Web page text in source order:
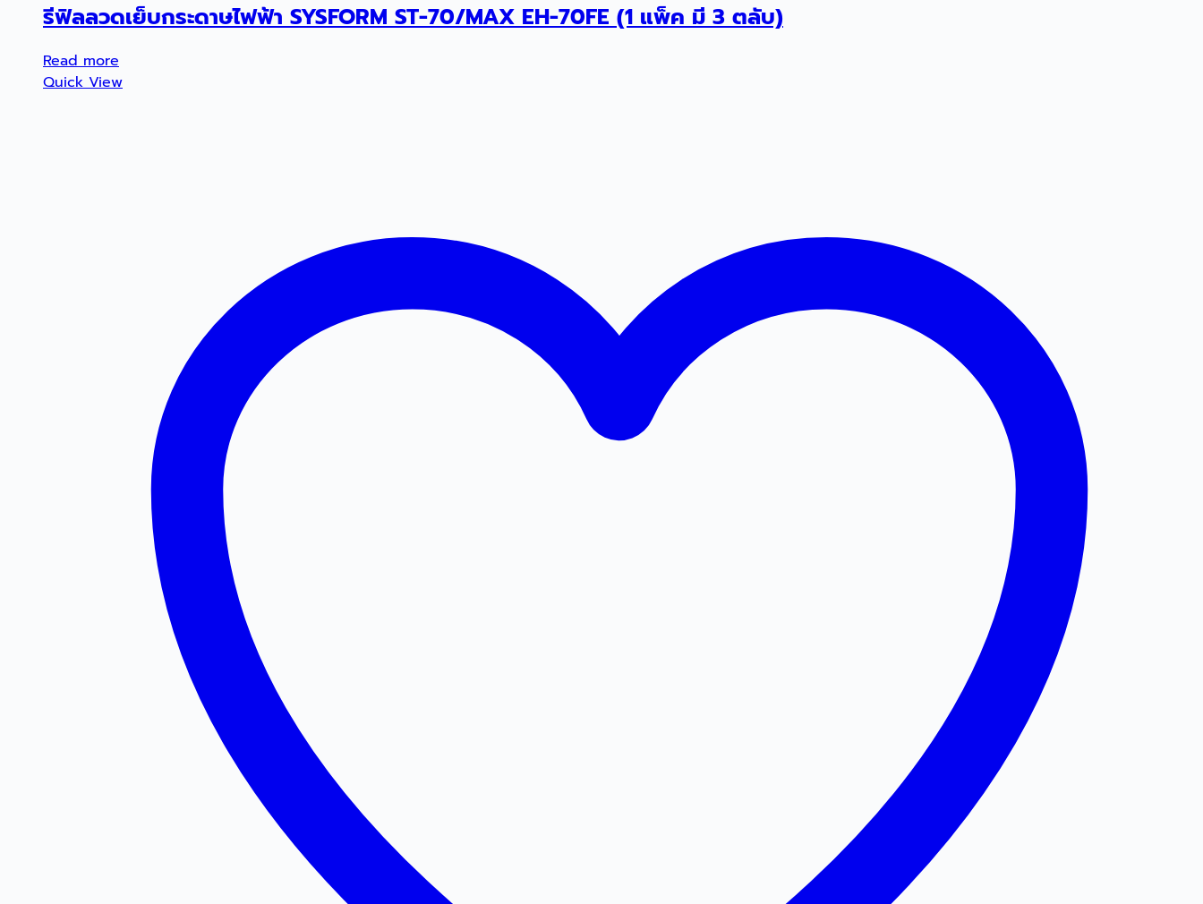
รีฟิลลวดเย็บกระดาษไฟฟ้า SYSFORM ST-70/MAX EH-70FE (1 แพ็ค มี 3 ตลับ)
Read more
Quick View